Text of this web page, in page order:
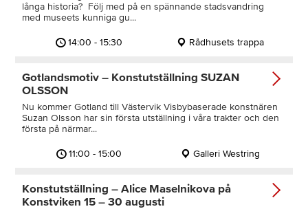
14:00 - 15:30 Rådhusets trappa
långa historia? Följ med på en spännande stadsvandring
med museets kunniga gu...
11:00 - 15:00 Galleri Westring
Gotlandsmotiv – Konstutställning SUZAN
OLSSON
Nu kommer Gotland till Västervik Visbybaserade konstnären
Suzan Olsson har sin första utställning i våra trakter och den
första på närmar...
Konstutställning – Alice Maselnikova på
Konstviken 15 – 30 augusti